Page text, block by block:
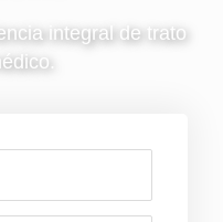
integral de trato